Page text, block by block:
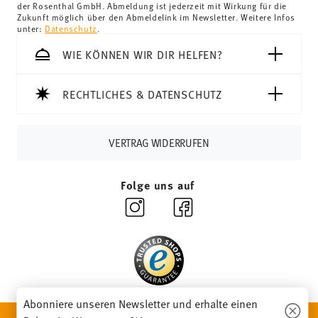
Schweiz:Lieferungen in die Schweiz sind ab 69,90 CHF
versandkostenfrei. Unter einem Bestellwert von 69,90
CHF liegen die Versandkosten bei 36,90 CHF.
sobald Ihr Paket auf die Reise geht.
Lieferzeit innerhalb Deutschlands:3-5 Werktage für
hier einsehen.
der Rosenthal GmbH. Abmeldung ist jederzeit mit Wirkung für die
Zukunft möglich über den Abmeldelink im Newsletter. Weitere Infos
unter: Datenschutz
WIE KÖNNEN WIR DIR HELFEN?
RECHTLICHES & DATENSCHUTZ
VERTRAG WIDERRUFEN
Folge uns auf
Abonniere unseren Newsletter und erhalte einen